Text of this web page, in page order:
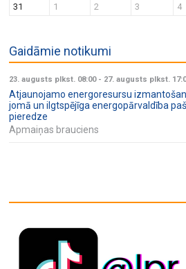
31
1 2 3 4
Gaidāmie notikumi
23. augusts plkst. 08:00- 27. augusts plkst.
Atjaunojamo energoresursu
jomā un ilgtspējīga energopārvaldība
pieredze
Apmaiņas brauciens